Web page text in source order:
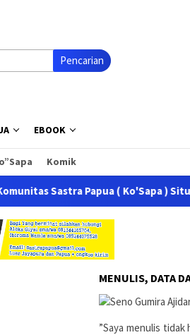
Pencarian
EBOOK
Komik
Papua ( Ko'Sapa ) Situs ini
MENULIS, DATA
”Saya menulis tidak